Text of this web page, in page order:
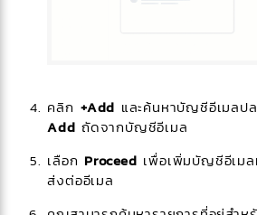
คลิก +Add และค้นหาบัญชีอีเมลป
Add ถัดจากบัญชีอีเมล
เลือก Proceed เพื่อเพิ่มบัญชีอีเมล
ส่งต่ออีเมล